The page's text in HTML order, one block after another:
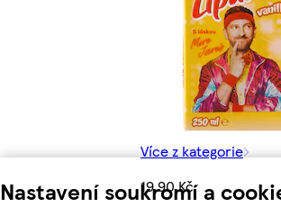
Nastavení soukromí a
Více z kategorie
19,90 Kč